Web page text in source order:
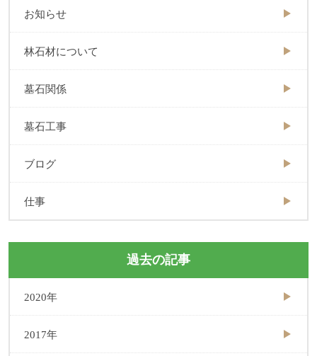
お知らせ
林石材について
墓石関係
墓石工事
ブログ
仕事
過去の記事
2020年
2017年